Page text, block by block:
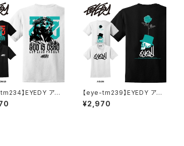
】EYEDY アイ
IS DEAD ショー
ブTシャツ 大きいサイ
【eye-tm239】EYEDY アイ
ディー AGAIN ショートスリー
ブTシャツ 大きいサイズ WH
¥2,970